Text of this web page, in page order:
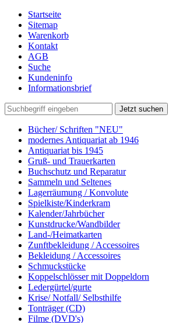
Startseite
Sitemap
Warenkorb
Kontakt
AGB
Suche
Kundeninfo
Informationsbrief
Jetzt suchen
Bücher/ Schriften "NEU"
modernes Antiquariat ab 1946
Antiquariat bis 1945
Gruß- und Trauerkarten
Buchschutz und Reparatur
Sammeln und Seltenes
Lagerräumung / Konvolute
Spielkiste/Kinderkram
Kalender/Jahrbücher
Kunstdrucke/Wandbilder
Land-/Heimatkarten
Zunftbekleidung / Accessoires
Bekleidung / Accessoires
Schmuckstücke
Koppelschlösser mit Doppeldorn
Ledergürtel/gurte
Krise/ Notfall/ Selbsthilfe
Tonträger (CD)
Filme (DVD's)